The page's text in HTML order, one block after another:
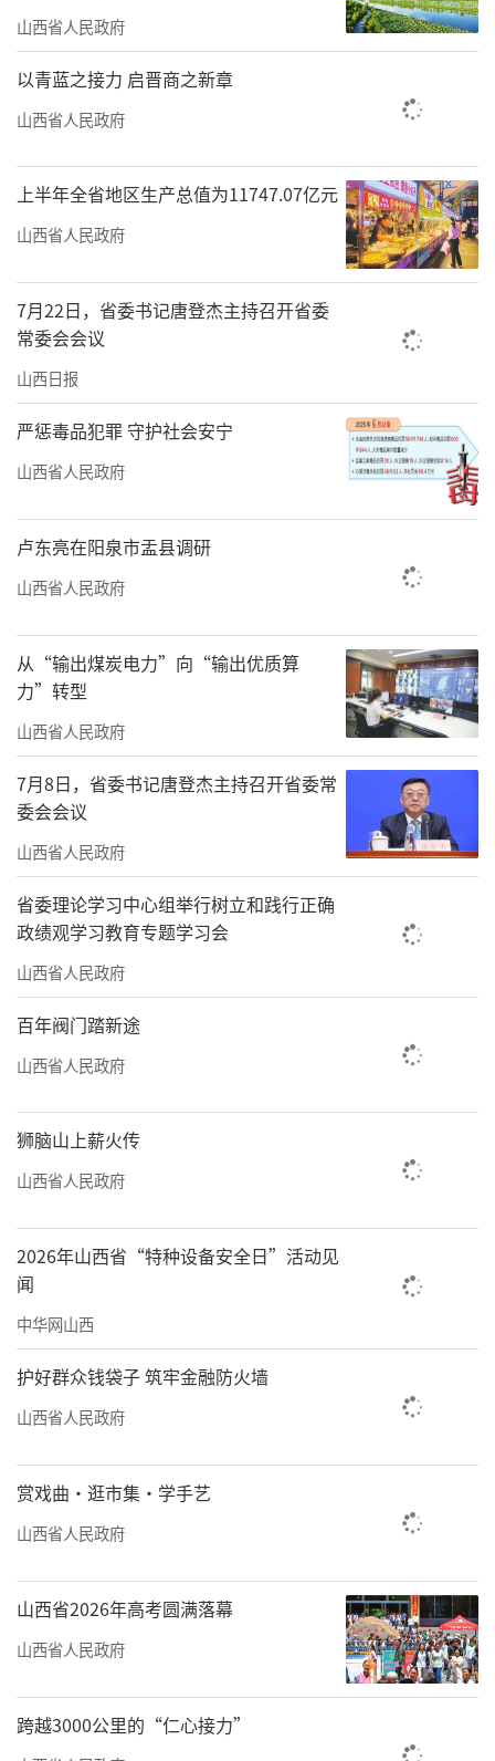
责任编辑：李梓涵
山西省人民政府
以青蓝之接力 启晋商之新章
山西省人民政府
上半年全省地区生产总值为11747.07亿元
山西省人民政府
7月22日，省委书记唐登杰主持召开省委
常委会会议
山西日报
严惩毒品犯罪 守护社会安宁
山西省人民政府
卢东亮在阳泉市盂县调研
山西省人民政府
从“输出煤炭电力”向“输出优质算
力”转型
山西省人民政府
7月8日，省委书记唐登杰主持召开省委常
委会会议
山西省人民政府
省委理论学习中心组举行树立和践行正确
政绩观学习教育专题学习会
山西省人民政府
百年阀门踏新途
山西省人民政府
狮脑山上薪火传
山西省人民政府
2026年山西省“特种设备安全日”活动见
闻
中华网山西
护好群众钱袋子 筑牢金融防火墙
山西省人民政府
赏戏曲·逛市集·学手艺
山西省人民政府
山西省2026年高考圆满落幕
山西省人民政府
跨越3000公里的“仁心接力”